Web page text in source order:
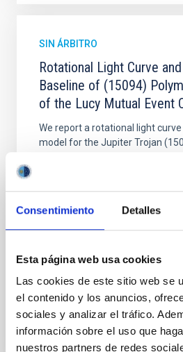
Consentimiento Detalles
Esta página web usa cookies
Las cookies de este sitio web se
el contenido y los anuncios,
sociales y analizar el tráfico.
información sobre el uso que
nuestros partners de redes
SIN ÁRBITRO
Rotational Light Curve
Baseline of (15094)
of the Lucy Mutual Event
We report a rotational light
model for the Jupiter Trojan
on 2026 May 19─20 and May
yields P rot = 5.762 ± 0.051 hr
Fecha de publicación: 5
BIBCODE
NÚMERO DE CITAS 0